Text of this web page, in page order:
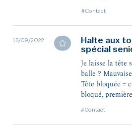
#Contact
15/09/2022
Halte aux
spécial
Je laisse la tête
balle ?
Tête bloquée =
bloqué, première
vont vous aider.
#Contact